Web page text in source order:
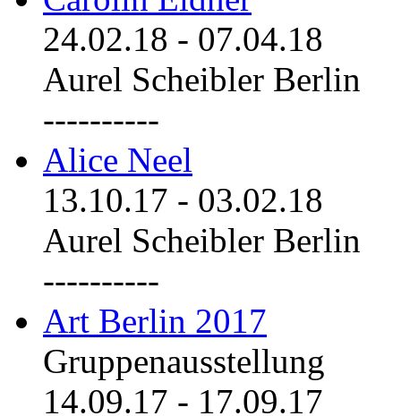
24.02.18 - 07.04.18
Aurel Scheibler Berlin
----------
Alice Neel
13.10.17 - 03.02.18
Aurel Scheibler Berlin
----------
Art Berlin 2017
Gruppenausstellung
14.09.17 - 17.09.17